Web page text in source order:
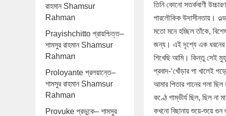
রাহমান Shamsur
Rahman
Prayishchitto প্রায়শ্চিত্ত–
শামসুর রাহমান Shamsur
Rahman
Proloyante প্রলয়ান্তে–
শামসুর রাহমান Shamsur
Rahman
Provuke প্রভুকে– শামসুর
তিনি কোনো সতর্কবাণী
পারলৌকিক উদাসীনতায়। ওল্ড
মতো মনে হচ্ছিল তাঁকে,
জন্য। এই দৃশ্যে এক ধরনের
শিখেছি আমি। কিন্তু সেই
প্রবাদ-‘খোঁড়ার পা খালেই
আমার পিতার গানের গলা
কণ্ঠে গাম্ভীর্য ছিল, ছিল না
কখনো বিছানায় শুয়ে-শুয়ে